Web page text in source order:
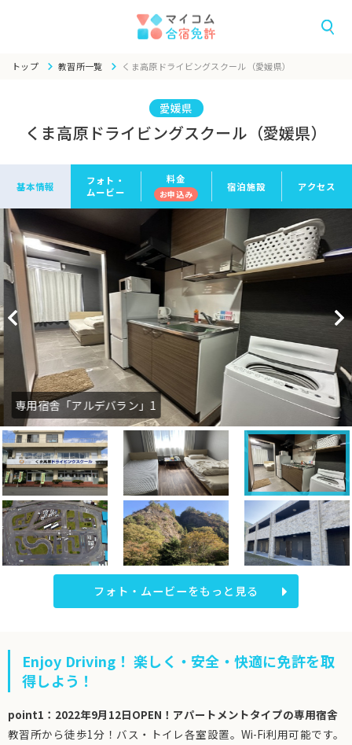
トップ 教習所一覧 くま高原ドライビングスクール（愛媛県）
愛媛県
くま高原ドライビングスクール（愛媛県）
基本情報
フォト・
ムービー
料金
お申込み
宿泊施設 アクセス
専用宿舎「アルデバラン」1
フォト・ムービーをもっと見る
Enjoy Driving！ 楽しく・安全・快適に免許を取
得しよう！
point1：2022年9月12日OPEN！アパートメントタイプの専用宿舎
教習所から徒歩1分！バス・トイレ各室設置。Wi-Fi利用可能です。